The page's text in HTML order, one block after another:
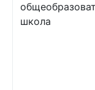
школа